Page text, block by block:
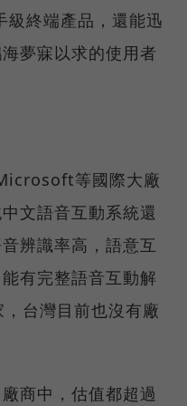
級終端產品，還能迅
夢寐以求的使用者
等國際大廠
文語音互動系統還
辨識率高，語意互
有完整語音互動解
台灣目前也沒有廠
商中，估值都超過